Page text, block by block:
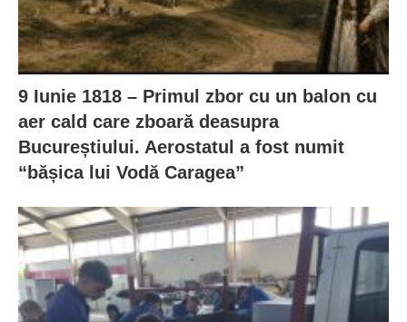
9 Iunie 1818 – Primul zbor cu un balon cu
aer cald care zboară deasupra
Bucureștiului. Aerostatul a fost numit
“bășica lui Vodă Caragea”